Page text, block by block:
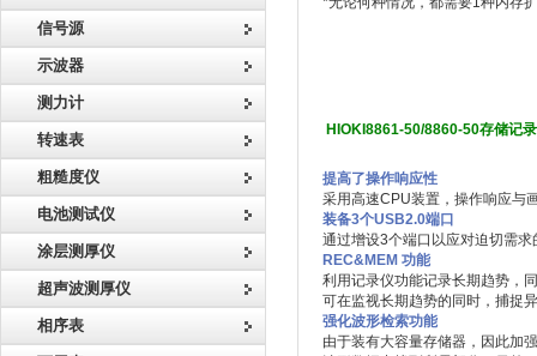
信号源
示波器
测力计
转速表
粗糙度仪
电池测试仪
涂层测厚仪
超声波测厚仪
相序表
HIOKI8861-50/8860-50存储记
提高了操作响应性
采用高速CPU装置，操作响应与
装备3个USB2.0端口
通过增设3个端口以应对迫切需
REC&MEM 功能
利用记录仪功能记录长期趋势，
可在监视长期趋势的同时，捕捉
强化波形检索功能
由于装有大容量存储器，因此加